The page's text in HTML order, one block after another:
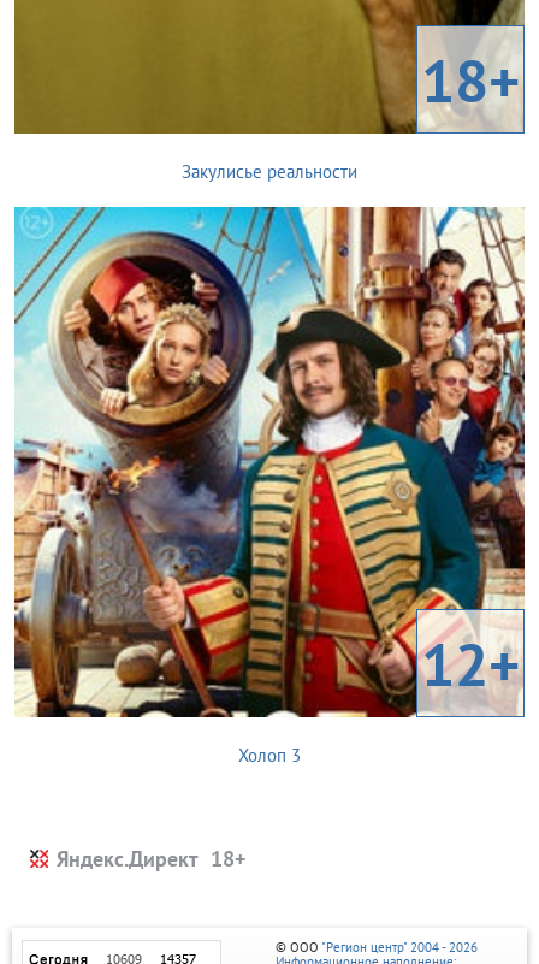
18+
Закулисье реальности
12+
Холоп 3
Яндекс.Директ
© ООО "Регион центр" 2004 - 2026